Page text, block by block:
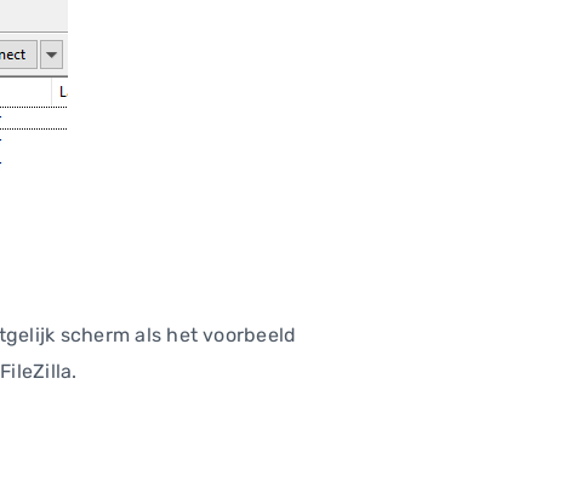
scherm als het voorbeeld